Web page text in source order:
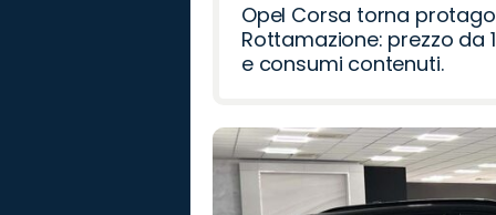
Opel Corsa torna
Rottamazione: prezzo da
e consumi contenuti.